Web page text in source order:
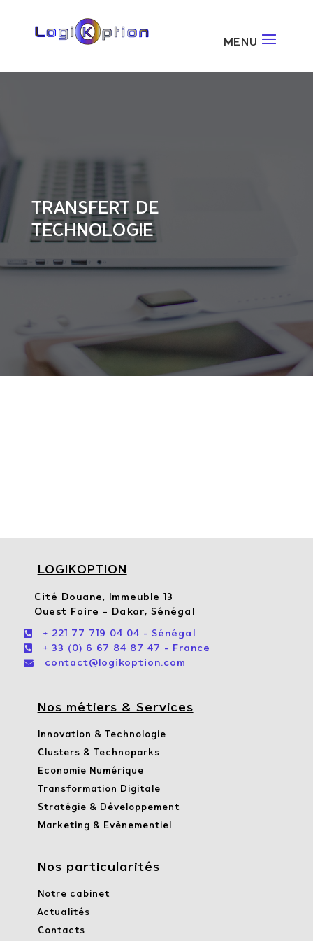
TRANSFERT DE
TECHNOLOGIE
LOGIKOPTION
Cité Douane, Immeuble 13
Ouest Foire – Dakar, Sénégal
 + 221 77 719 04 04 - Sénégal
 + 33 (0) 6 67 84 87 47 - France
 contact@logikoption.com
Nos métiers & Services
Innovation & Technologie
Clusters & Technoparks
Economie Numérique
Transformation Digitale
Stratégie & Développement
Marketing & Evènementiel
Nos particularités
Notre cabinet
Actualités
Contacts